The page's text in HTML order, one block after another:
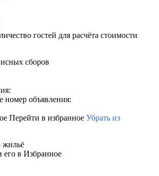
гостей для расчёта стоимости
сборов
номер объявления:
Перейти в избранное Убрать из
жильё
его в Избранное